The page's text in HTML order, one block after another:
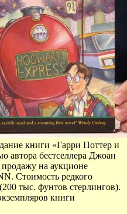
книги «Гарри Поттер и
автора бестселлера Джоан
на аукционе
Стоимость редкого
тыс. фунтов стерлингов).
книги